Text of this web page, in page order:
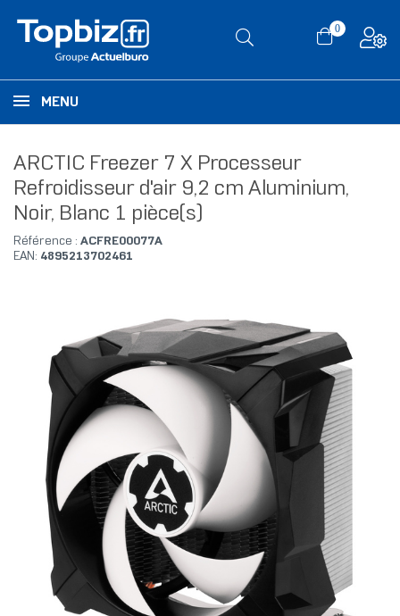
0
MENU
ARCTIC Freezer 7 X Processeur
Refroidisseur d'air 9,2 cm Aluminium,
Noir, Blanc 1 pièce(s)
Référence : ACFRE00077A
EAN: 4895213702461